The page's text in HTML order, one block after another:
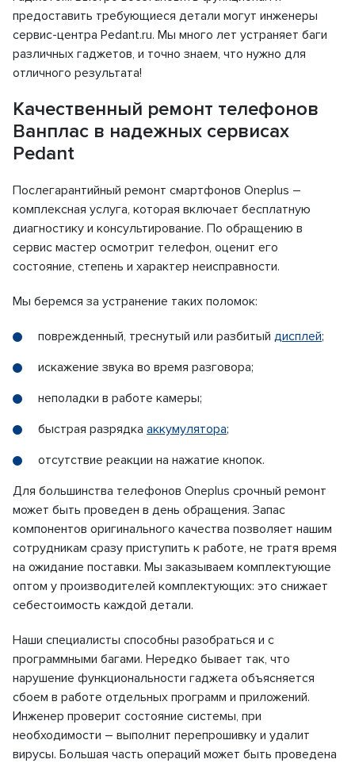
предоставить требующиеся детали могут инженеры
сервис-центра Pedant.ru. Мы много лет устраняет баги
различных гаджетов, и точно знаем, что нужно для
отличного результата!
Качественный ремонт телефонов
Ванплас в надежных сервисах
Pedant
Послегарантийный ремонт смартфонов Oneplus –
комплексная услуга, которая включает бесплатную
диагностику и консультирование. По обращению в
сервис мастер осмотрит телефон, оценит его
состояние, степень и характер неисправности.
Мы беремся за устранение таких поломок:
поврежденный, треснутый или разбитый дисплей;
искажение звука во время разговора;
неполадки в работе камеры;
быстрая разрядка аккумулятора;
отсутствие реакции на нажатие кнопок.
Для большинства телефонов Oneplus срочный ремонт
может быть проведен в день обращения. Запас
компонентов оригинального качества позволяет нашим
сотрудникам сразу приступить к работе, не тратя время
на ожидание поставки. Мы заказываем комплектующие
оптом у производителей комплектующих: это снижает
себестоимость каждой детали.
Наши специалисты способны разобраться и с
программными багами. Нередко бывает так, что
нарушение функциональности гаджета объясняется
сбоем в работе отдельных программ и приложений.
Инженер проверит состояние системы, при
необходимости – выполнит перепрошивку и удалит
вирусы. Большая часть операций может быть проведена